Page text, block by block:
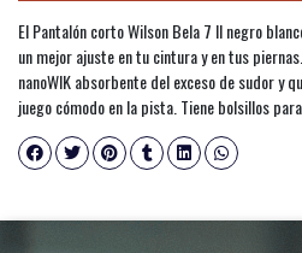
El Pantalón corto Wilson Bela 7 II negro
un mejor ajuste en tu cintura y en tus
nanoWIK absorbente del exceso de sudor y
juego cómodo en la pista. Tiene bolsillos